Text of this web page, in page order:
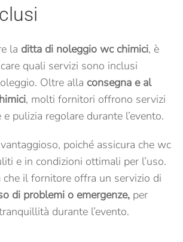
la ditta di noleggio wc chimici, è
quali servizi sono inclusi
Oltre alla consegna e al
, molti fornitori offrono servizi
pulizia regolare durante l’evento.
poiché assicura che wc
e in condizioni ottimali per l’uso.
il fornitore offra un servizio di
di problemi o emergenze, per
durante l’evento.